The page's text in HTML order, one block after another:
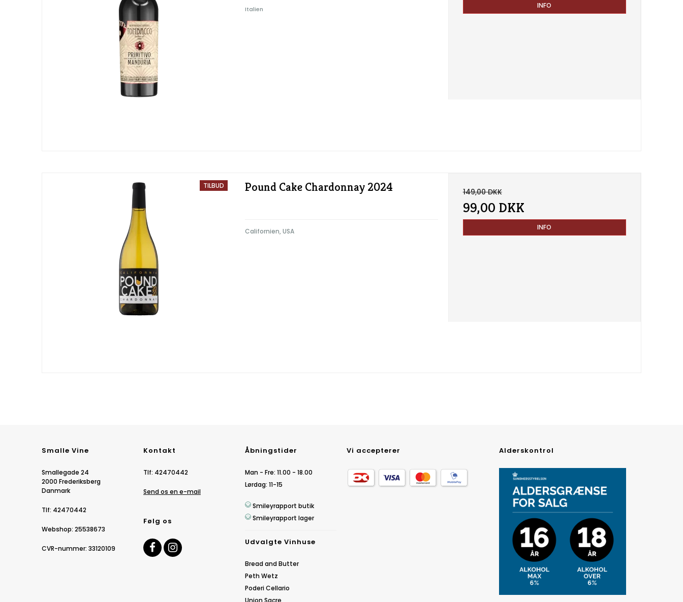
Italien INFO
TILBUD Pound Cake Chardonnay 2024
Californien, USA
149,00 DKK
99,00 DKK
INFO
Smalle Vine
Smallegade 24
2000 Frederiksberg
Danmark
Tlf: 42470442
Webshop: 25538673
CVR-nummer: 33120109
Kontakt
Tlf: 42470442
Send os en e-mail
Følg os
Åbningstider
Man - Fre: 11.00 - 18.00
Lørdag: 11-15
Smileyrapport butik
Smileyrapport lager
Udvalgte Vinhuse
Bread and Butter
Peth Wetz
Poderi Cellario
Union Sacre
Vi accepterer Alderskontrol